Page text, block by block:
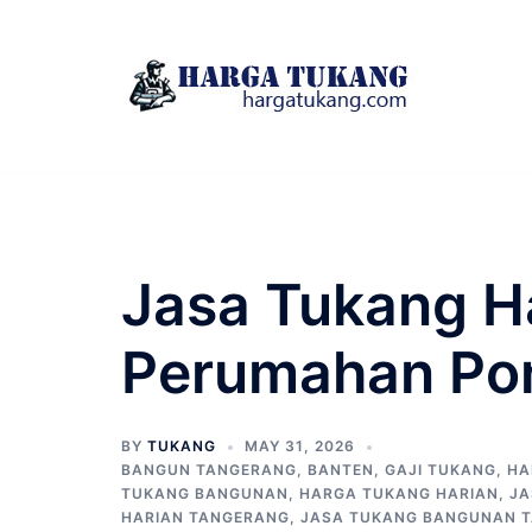
Jasa Tukang
Perumahan
BY TUKANG
MAY 31, 2026
BANGUN TANGERANG, BANTEN , GAJI TUKANG,
TUKANG BANGUNAN , HARGA TUKANG HARIAN ,
HARIAN TANGERANG, JASA TUKANG BANGUNAN